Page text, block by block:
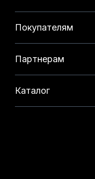
Покупателям
Партнерам
Каталог
Данный веб-